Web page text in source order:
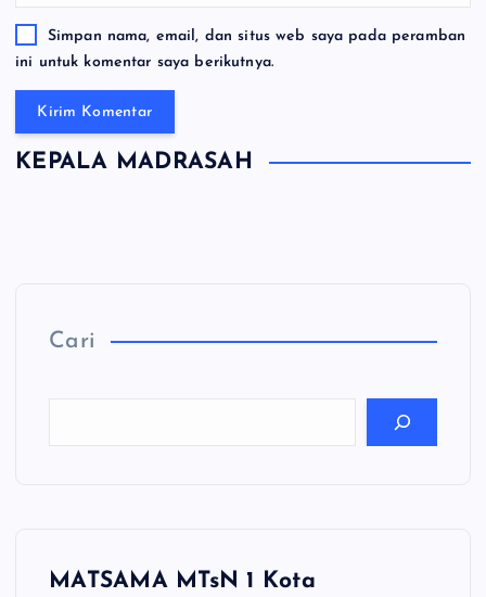
Simpan nama, email, dan situs web saya pada peramban
ini untuk komentar saya berikutnya.
KEPALA MADRASAH
Cari
MATSAMA MTsN 1 Kota